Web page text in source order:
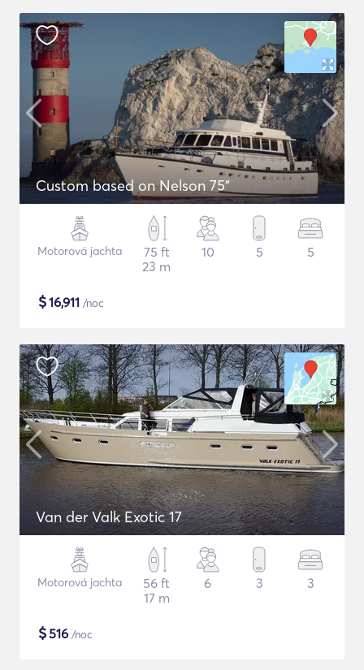
Custom based on Nelson 75"
Motorová jachta
75 ft
23 m
10 5 5
$16,911 /noc
Van der Valk Exotic 17
Motorová jachta
56 ft
17 m
6 3 3
$516 /noc